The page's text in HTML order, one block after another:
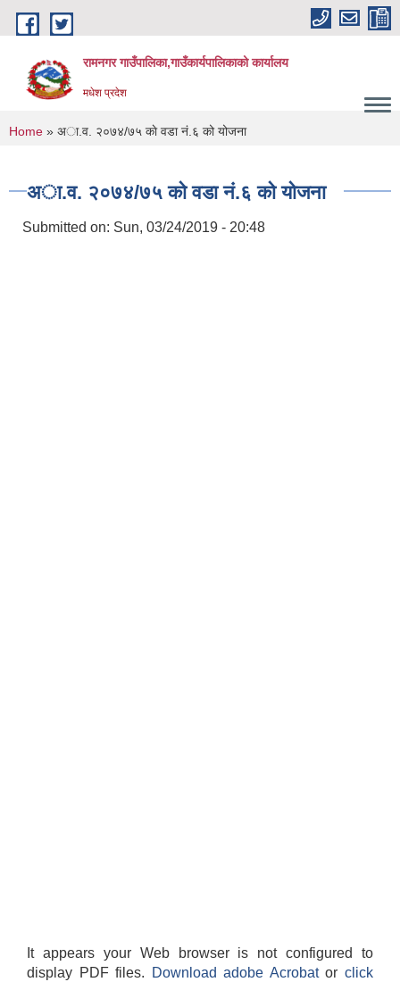
Skip to main content
रामनगर गाउँपालिका,गाउँकार्यपालिकाको कार्यालय
मधेश प्रदेश
You are here
Home » अा.व. २०७४/७५ काे वडा नं.६ को योजना
अा.व. २०७४/७५ काे वडा नं.६ को योजना
Submitted on: Sun, 03/24/2019 - 20:48
It appears your Web browser is not configured to
display PDF files.
Download adobe Acrobatorclick